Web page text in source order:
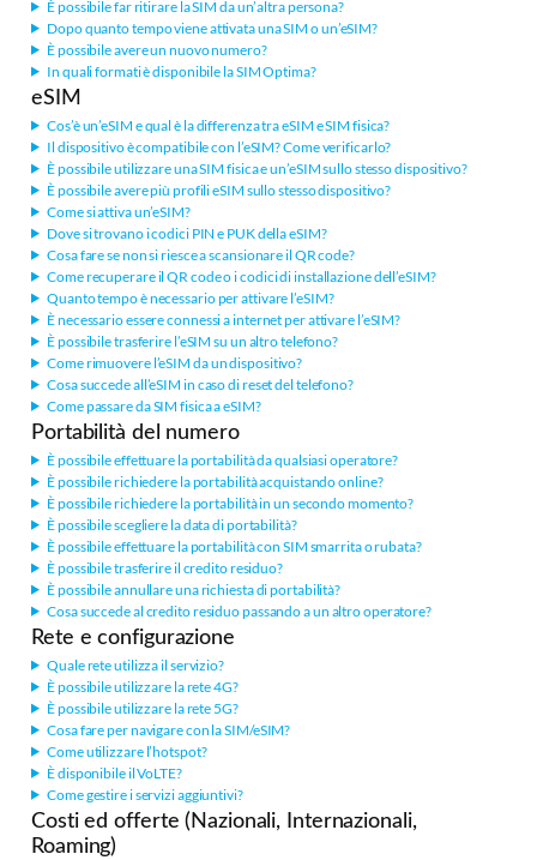
È possibile far ritirare la SIM da un’altra persona?
Dopo quanto tempo viene attivata una SIM o un’eSIM?
È possibile avere un nuovo numero?
In quali formati è disponibile la SIM Optima?
eSIM
Cos’è un’eSIM e qual è la differenza tra eSIM e SIM fisica?
Il dispositivo è compatibile con l’eSIM? Come verificarlo?
È possibile utilizzare una SIM fisica e un’eSIM sullo stesso dispositivo?
È possibile avere più profili eSIM sullo stesso dispositivo?
Come si attiva un’eSIM?
Dove si trovano i codici PIN e PUK della eSIM?
Cosa fare se non si riesce a scansionare il QR code?
Come recuperare il QR code o i codici di installazione dell’eSIM?
Quanto tempo è necessario per attivare l’eSIM?
È necessario essere connessi a internet per attivare l’eSIM?
È possibile trasferire l’eSIM su un altro telefono?
Come rimuovere l’eSIM da un dispositivo?
Cosa succede all’eSIM in caso di reset del telefono?
Come passare da SIM fisica a eSIM?
Portabilità del numero
È possibile effettuare la portabilità da qualsiasi operatore?
È possibile richiedere la portabilità acquistando online?
È possibile richiedere la portabilità in un secondo momento?
È possibile scegliere la data di portabilità?
È possibile effettuare la portabilità con SIM smarrita o rubata?
È possibile trasferire il credito residuo?
È possibile annullare una richiesta di portabilità?
Cosa succede al credito residuo passando a un altro operatore?
Rete e configurazione
Quale rete utilizza il servizio?
È possibile utilizzare la rete 4G?
È possibile utilizzare la rete 5G?
Cosa fare per navigare con la SIM/eSIM?
Come utilizzare l’hotspot?
È disponibile il VoLTE?
Come gestire i servizi aggiuntivi?
Costi ed offerte (Nazionali, Internazionali,
Roaming)